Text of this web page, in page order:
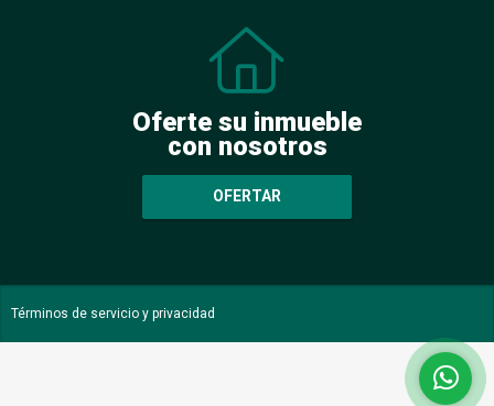
Oferte su inmueble
con nosotros
OFERTAR
Términos de servicio y privacidad